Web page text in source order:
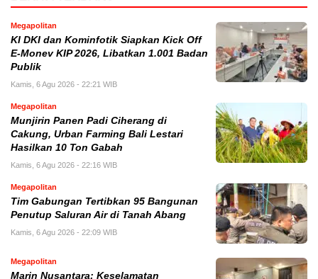
Megapolitan
KI DKI dan Kominfotik Siapkan Kick Off
E-Monev KIP 2026, Libatkan 1.001 Badan
Publik
Kamis, 6 Agu 2026 - 22:21 WIB
Megapolitan
Munjirin Panen Padi Ciherang di
Cakung, Urban Farming Bali Lestari
Hasilkan 10 Ton Gabah
Kamis, 6 Agu 2026 - 22:16 WIB
Megapolitan
Tim Gabungan Tertibkan 95 Bangunan
Penutup Saluran Air di Tanah Abang
Kamis, 6 Agu 2026 - 22:09 WIB
Megapolitan
Marin Nusantara: Keselamatan